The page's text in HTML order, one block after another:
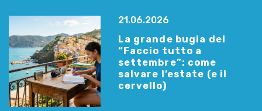
21.06.2026
La grande bugia del
“Faccio tutto a
settembre”: come
salvare l’estate (e il
cervello)